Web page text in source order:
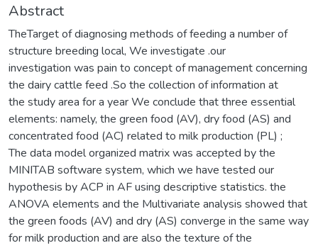
Abstract
TheTarget of diagnosing methods of feeding a number of
structure breeding local, We investigate .our
investigation was pain to concept of management concerning
the dairy cattle feed .So the collection of information at
the study area for a year We conclude that three essential
elements: namely, the green food (AV), dry food (AS) and
concentrated food (AC) related to milk production (PL) ;
The data model organized matrix was accepted by the
MINITAB software system, which we have tested our
hypothesis by ACP in AF using descriptive statistics. the
ANOVA elements and the Multivariate analysis showed that
the green foods (AV) and dry (AS) converge in the same way
for milk production and are also the texture of the